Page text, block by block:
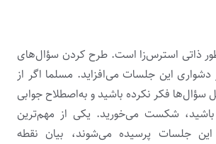
ذاتی استرس‌­زا است. طرح کردن سؤال‌­های
دشواری این جلسات می‌افزاید. مسلما اگر از
سؤال‌ها فکر نکرده باشید و به‌اصطلاح جوابی
شکست می­‌خورید. یکی از مهم­‌ترین
جلسات پرسیده می‌شوند، بیان نقطه